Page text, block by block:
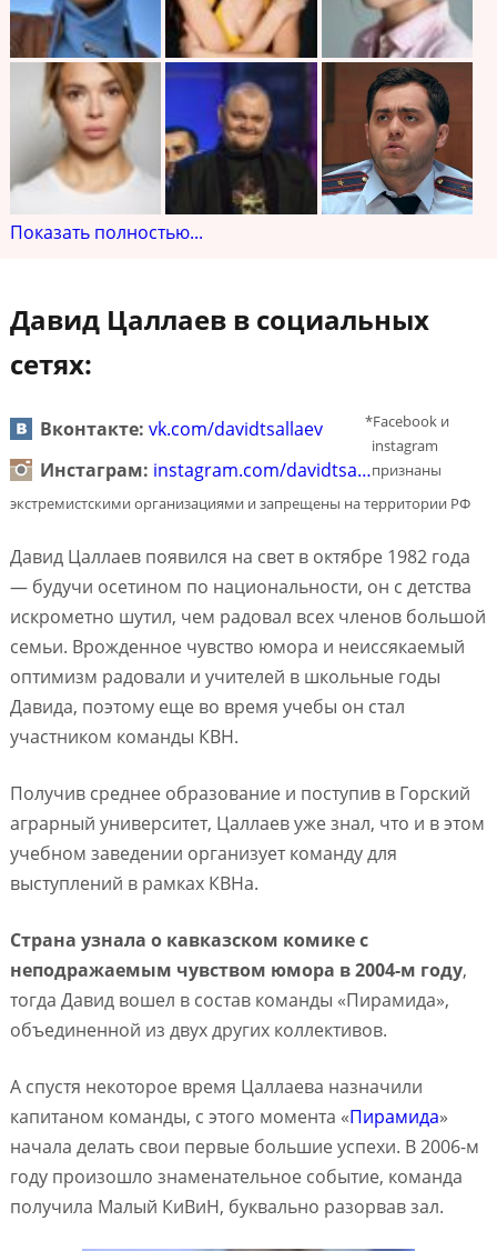
Показать полностью...
Давид Цаллаев в социальных
сетях:
Вконтакте: vk.com/davidtsallaev
Инстаграм: instagram.com/davidtsa…
*Facebook и
instagram
признаны
экстремистскими организациями и запрещены на территории РФ
Давид Цаллаев появился на свет в октябре 1982 года
— будучи осетином по национальности, он с детства
искрометно шутил, чем радовал всех членов большой
семьи. Врожденное чувство юмора и неиссякаемый
оптимизм радовали и учителей в школьные годы
Давида, поэтому еще во время учебы он стал
участником команды КВН.
Получив среднее образование и поступив в Горский
аграрный университет, Цаллаев уже знал, что и в этом
учебном заведении организует команду для
выступлений в рамках КВНа.
Страна узнала о кавказском комике с
неподражаемым чувством юмора в 2004-м году,
тогда Давид вошел в состав команды «Пирамида»,
объединенной из двух других коллективов.
А спустя некоторое время Цаллаева назначили
капитаном команды, с этого момента «Пирамида»
начала делать свои первые большие успехи. В 2006-м
году произошло знаменательное событие, команда
получила Малый КиВиН, буквально разорвав зал.